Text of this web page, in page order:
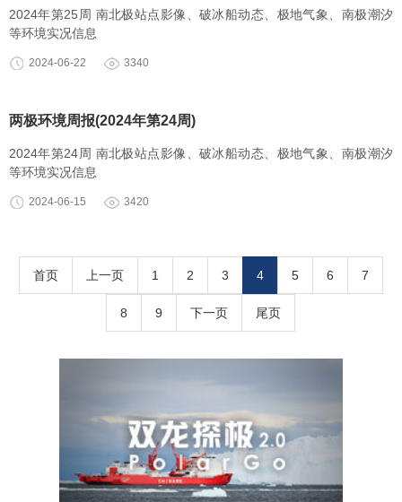
2024年第25周 南北极站点影像、破冰船动态、极地气象、南极潮汐
等环境实况信息
2024-06-22 3340
两极环境周报(2024年第24周)
2024年第24周 南北极站点影像、破冰船动态、极地气象、南极潮汐
等环境实况信息
2024-06-15 3420
首页 上一页 1 2 3 4 5 6 7
8 9 下一页 尾页